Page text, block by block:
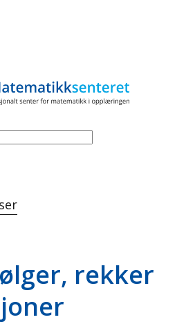
rekker